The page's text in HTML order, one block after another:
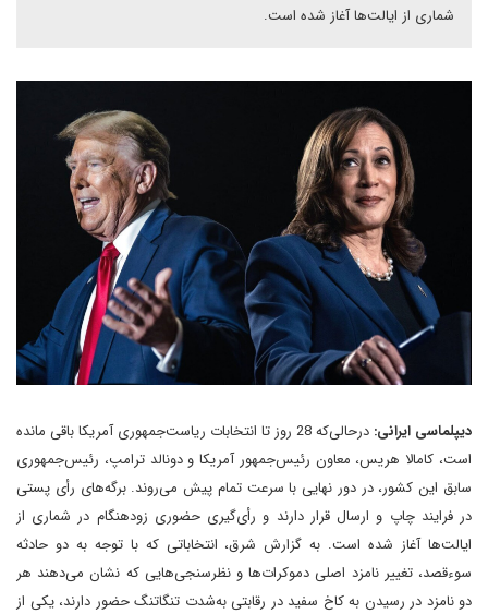
شماری از ایالت‌ها آغاز شده است.
دیپلماسی ایرانی:
درحالی‌که 28 روز تا انتخابات ریاست‌جمهوری آمریکا باقی مانده
است، کامالا هریس، معاون رئیس‌جمهور آمریکا‌ و دونالد ترامپ، رئیس‌جمهوری
سابق این کشور، در دور نهایی با سرعت تمام پیش می‌روند. برگه‌های رأی پستی
در فرایند چاپ و ارسال قرار دارند و رأی‌گیری حضوری زودهنگام در شماری از
ایالت‌ها آغاز شده است. به گزارش شرق، انتخاباتی که با توجه به دو حادثه
سوءقصد، تغییر نامزد اصلی دموکرات‌ها و نظرسنجی‌هایی که نشان می‌دهند هر
دو نامزد در رسیدن به کاخ سفید در رقابتی به‌شدت تنگاتنگ حضور دارند، یکی از